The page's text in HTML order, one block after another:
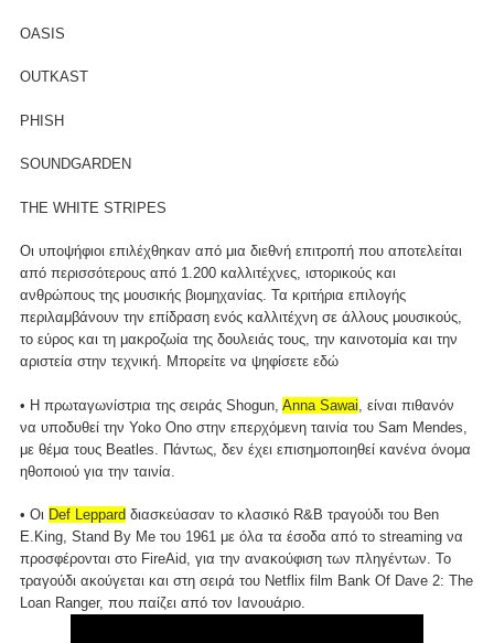
OASIS
OUTKAST
PHISH
SOUNDGARDEN
THE WHITE STRIPES
Οι υποψήφιοι επιλέχθηκαν από μια διεθνή επιτροπή που αποτελείται
από περισσότερους από 1.200 καλλιτέχνες, ιστορικούς και
ανθρώπους της μουσικής βιομηχανίας. Τα κριτήρια επιλογής
περιλαμβάνουν την επίδραση ενός καλλιτέχνη σε άλλους μουσικούς,
το εύρος και τη μακροζωία της δουλειάς τους, την καινοτομία και την
αριστεία στην τεχνική. Μπορείτε να ψηφίσετε εδώ
• Η πρωταγωνίστρια της σειράς Shogun, Anna Sawai , είναι πιθανόν
να υποδυθεί την Yoko Ono στην επερχόμενη ταινία του Sam Mendes,
με θέμα τους Beatles. Πάντως, δεν έχει επισημοποιηθεί κανένα όνομα
ηθοποιού για την ταινία.
• Οι Def Leppard διασκεύασαν το κλασικό R&B τραγούδι του Ben
E.King, Stand By Me του 1961 με όλα τα έσοδα από το streaming να
προσφέρονται στο FireAid, για την ανακούφιση των πληγέντων. Το
τραγούδι ακούγεται και στη σειρά του Netflix film Bank Of Dave 2: The
Loan Ranger, που παίζει από τον Ιανουάριο.